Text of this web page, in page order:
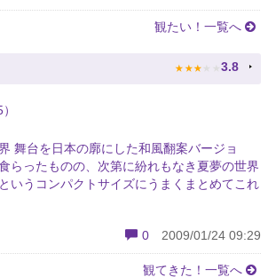
観たい！一覧へ
★ ★ ★ ★ ★ 3.8
舞台を日本の廓にした和風翻案バージョ
らったものの、次第に紛れもなき夏夢の世界
いうコンパクトサイズにうまくまとめてこれ
0 2009/01/24 09:29
観てきた！一覧へ